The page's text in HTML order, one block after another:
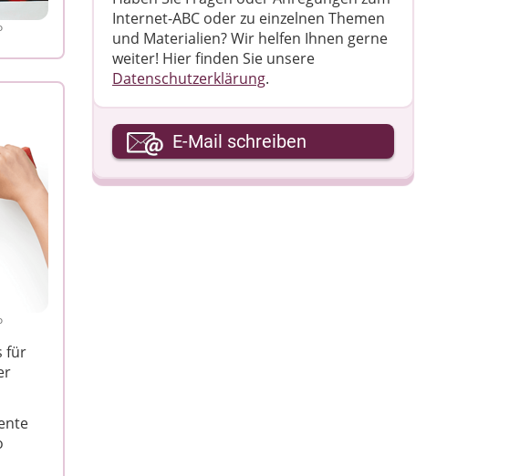
für
Internet-ABC oder zu einzelnen Themen
und Materialien? Wir helfen Ihnen gerne
weiter! ​Hier finden Sie unsere
Datenschutzerklärung.
Ihre E-Mail-Adresse
E-Mail schreiben